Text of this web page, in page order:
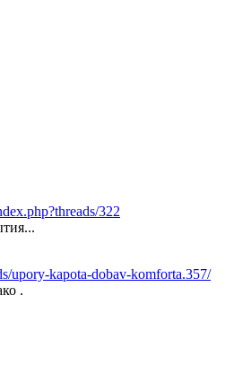
322
upory-kapota-dobav-komforta.357/
.